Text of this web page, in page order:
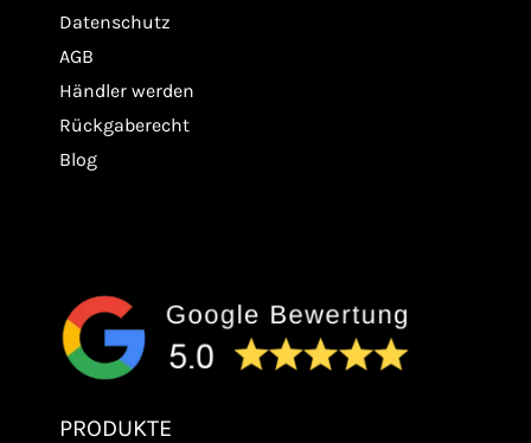
Datenschutz
AGB
Händler werden
Rückgaberecht
Blog
PRODUKTE